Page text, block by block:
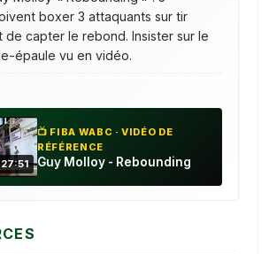
boxer 3 attaquants sur tir
de capter le rebond. Insister sur le
épaule vu en vidéo.
27:51
📺 FIBA WABC · VIDÉO DE
RÉFÉRENCE
Guy Molloy - Rebounding